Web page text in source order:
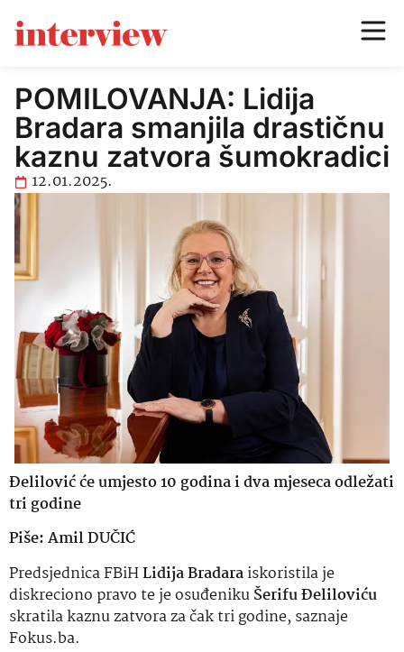
POMILOVANJA: Lidija
Bradara smanjila drastičnu
kaznu zatvora šumokradici
12.01.2025.
Đelilović će umjesto 10 godina i dva mjeseca odležati
tri godine
Piše: Amil DUČIĆ
Predsjednica FBiHLidija Bradaraiskoristila je
diskreciono pravo te je osuđenikuŠerifu Đeliloviću
skratila kaznu zatvora za čak tri godine, saznaje
Fokus.ba.